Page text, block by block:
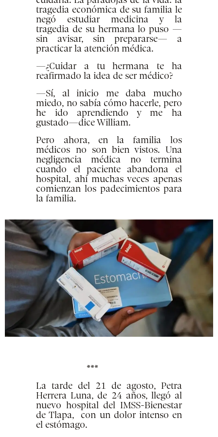
tragedia económica de su familia le
negó estudiar medicina y la
tragedia de su hermana lo puso —
sin avisar, sin prepararse— a
practicar la atención médica.
—¿Cuidar a tu hermana te ha
reafirmado la idea de ser médico?
—Sí, al inicio me daba mucho
miedo, no sabía cómo hacerle, pero
he ido aprendiendo y me ha
gustado—dice William.
Pero ahora, en la familia los
médicos no son bien vistos. Una
negligencia médica no termina
cuando el paciente abandona el
hospital, ahí muchas veces apenas
comienzan los padecimientos para
la familia.
***
La tarde del 21 de agosto, Petra
Herrera Luna, de 24 años, llegó al
nuevo hospital del IMSS-Bienestar
de Tlapa, con un dolor intenso en
el estómago.